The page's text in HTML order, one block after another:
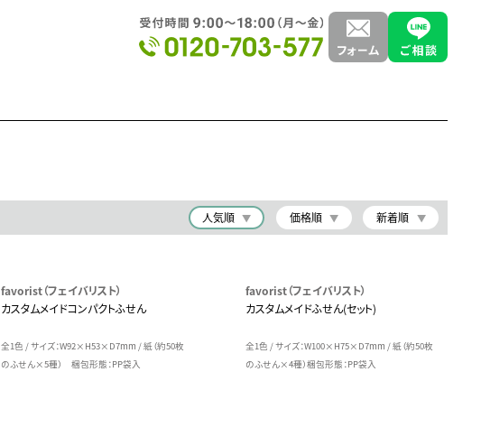
人気順 価格順 新着順
favorist（フェイバリスト）
カスタムメイドコンパクトふせん
全1色 / サイズ：W92×H53×D7mm / 紙（約50枚
のふせん×5種） 梱包形態：PP袋入
favorist（フェイバリスト）
カスタムメイドふせん(セット)
全1色 / サイズ：W100×H75×D7mm / 紙（約50枚
のふせん×4種）梱包形態：PP袋入